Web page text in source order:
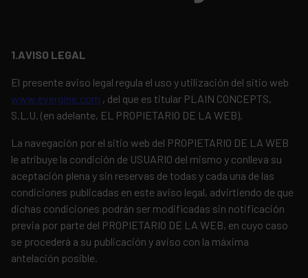
1.AVISO LEGAL
El presente aviso legal regula el uso y utilización del sitio web
www.evergine.com , del que es titular PLAIN CONCEPTS,
S.L.U. (en adelante, EL PROPIETARIO DE LA WEB).
La navegación por el sitio web del PROPIETARIO DE LA WEB
le atribuye la condición de USUARIO del mismo y conlleva su
aceptación plena y sin reservas de todas y cada una de las
condiciones publicadas en este aviso legal, advirtiendo de que
dichas condiciones podrán ser modificadas sin notificación
previa por parte del PROPIETARIO DE LA WEB, en cuyo caso
se procederá a su publicación y aviso con la máxima
antelación posible.